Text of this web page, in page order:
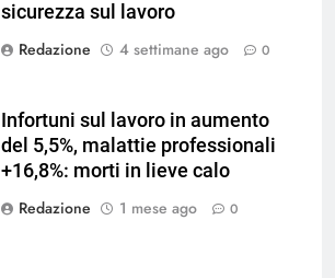
sicurezza sul lavoro
Redazione
4 settimane ago 0
Infortuni sul lavoro in aumento
del 5,5%, malattie professionali
+16,8%: morti in lieve calo
Redazione
1 mese ago 0